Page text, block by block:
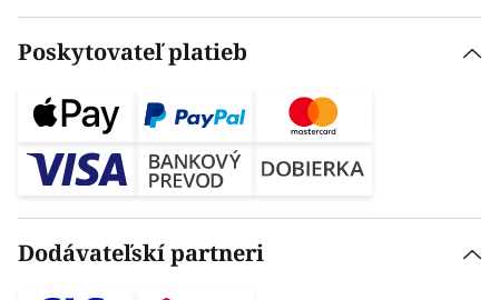
Poskytovateľ platieb
Dodávateľskí partneri